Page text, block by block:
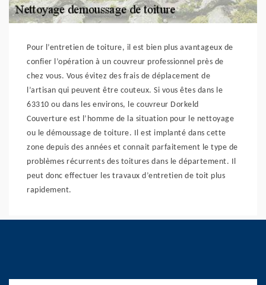
Pour l’entretien de toiture, il est bien plus avantageux de
confier l’opération à un couvreur professionnel près de
chez vous. Vous évitez des frais de déplacement de
l’artisan qui peuvent être couteux. Si vous êtes dans le
63310 ou dans les environs, le couvreur Dorkeld
Couverture est l’homme de la situation pour le nettoyage
ou le démoussage de toiture. Il est implanté dans cette
zone depuis des années et connait parfaitement le type de
problèmes récurrents des toitures dans le département. Il
peut donc effectuer les travaux d’entretien de toit plus
rapidement.